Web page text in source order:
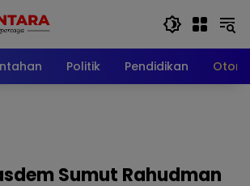
Politik Pendidikan
Sumut Rahudman